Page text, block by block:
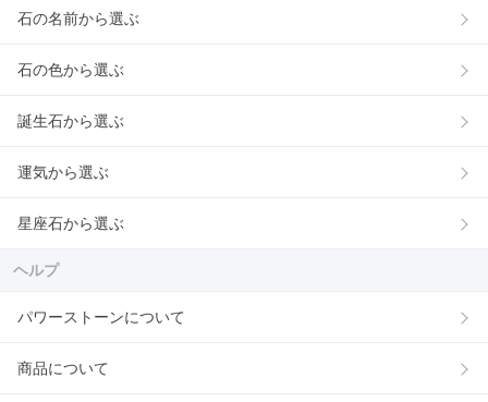
石の名前から選ぶ
石の色から選ぶ
誕生石から選ぶ
運気から選ぶ
星座石から選ぶ
ヘルプ
パワーストーンについて
商品について